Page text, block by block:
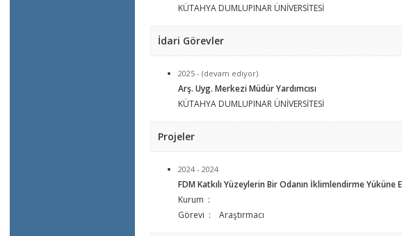
KÜTAHYA DUMLUPINAR ÜNİVERSİTESİ
İdari Görevler
2025 - (devam ediyor)
Arş. Uyg. Merkezi Müdür Yardımcısı
KÜTAHYA DUMLUPINAR ÜNİVERSİTESİ
Projeler
2024 - 2024
FDM Katkılı Yüzeylerin Bir Odanın İklimlendirme Yüküne
Kurum :
Görevi : Araştırmacı